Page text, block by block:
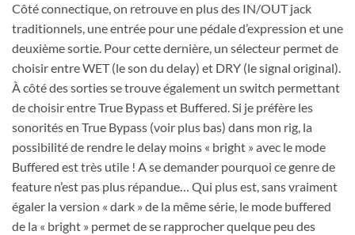
Côté connectique, on retrouve en plus des IN/OUT jack
traditionnels, une entrée pour une pédale d’expression et une
deuxième sortie. Pour cette dernière, un sélecteur permet de
choisir entre WET (le son du delay) et DRY (le signal original).
À côté des sorties se trouve également un switch permettant
de choisir entre True Bypass et Buffered. Si je préfère les
sonorités en True Bypass (voir plus bas) dans mon rig, la
possibilité de rendre le delay moins « bright » avec le mode
Buffered est très utile ! A se demander pourquoi ce genre de
feature n’est pas plus répandue… Qui plus est, sans vraiment
égaler la version « dark » de la même série, le mode buffered
de la « bright » permet de se rapprocher quelque peu des